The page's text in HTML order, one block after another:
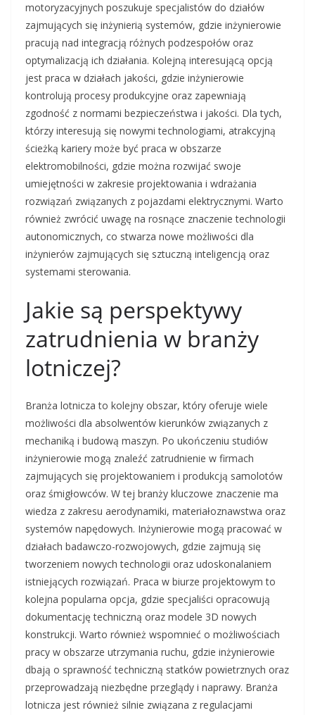
motoryzacyjnych poszukuje specjalistów do działów
zajmujących się inżynierią systemów, gdzie inżynierowie
pracują nad integracją różnych podzespołów oraz
optymalizacją ich działania. Kolejną interesującą opcją
jest praca w działach jakości, gdzie inżynierowie
kontrolują procesy produkcyjne oraz zapewniają
zgodność z normami bezpieczeństwa i jakości. Dla tych,
którzy interesują się nowymi technologiami, atrakcyjną
ścieżką kariery może być praca w obszarze
elektromobilności, gdzie można rozwijać swoje
umiejętności w zakresie projektowania i wdrażania
rozwiązań związanych z pojazdami elektrycznymi. Warto
również zwrócić uwagę na rosnące znaczenie technologii
autonomicznych, co stwarza nowe możliwości dla
inżynierów zajmujących się sztuczną inteligencją oraz
systemami sterowania.
Jakie są perspektywy
zatrudnienia w branży
lotniczej?
Branża lotnicza to kolejny obszar, który oferuje wiele
możliwości dla absolwentów kierunków związanych z
mechaniką i budową maszyn. Po ukończeniu studiów
inżynierowie mogą znaleźć zatrudnienie w firmach
zajmujących się projektowaniem i produkcją samolotów
oraz śmigłowców. W tej branży kluczowe znaczenie ma
wiedza z zakresu aerodynamiki, materiałoznawstwa oraz
systemów napędowych. Inżynierowie mogą pracować w
działach badawczo-rozwojowych, gdzie zajmują się
tworzeniem nowych technologii oraz udoskonalaniem
istniejących rozwiązań. Praca w biurze projektowym to
kolejna popularna opcja, gdzie specjaliści opracowują
dokumentację techniczną oraz modele 3D nowych
konstrukcji. Warto również wspomnieć o możliwościach
pracy w obszarze utrzymania ruchu, gdzie inżynierowie
dbają o sprawność techniczną statków powietrznych oraz
przeprowadzają niezbędne przeglądy i naprawy. Branża
lotnicza jest również silnie związana z regulacjami